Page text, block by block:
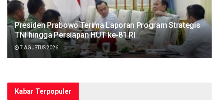
Presiden Prabowo Terima Laporan Program Strategis
TNI hingga Persiapan HUT ke-81 RI
7 AGUSTUS 2026
Kabar Terpopuler